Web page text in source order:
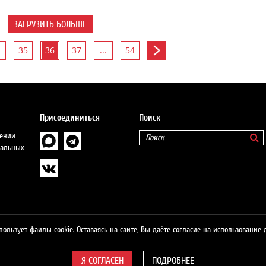
ЗАГРУЗИТЬ БОЛЬШЕ
35 36 37 ... 54
Присоединиться Поиск
файлы cookie. Оставаясь на сайте, Вы даёте согласие на использование
ПОДРОБНЕЕ